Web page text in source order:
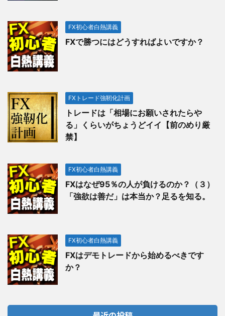
FX初心者白熱講義
FXで勝つにはどうすればよいですか？
FXトレード強靭化計画
トレードは「相場にお願いされたらや
る」くらいがちょうどイイ【前のめり厳
禁】
FX初心者白熱講義
FXはなぜ95％の人が負けるのか？（３）
「強欲は善だ」は本当か？足るを知る。
FX初心者白熱講義
FXはデモトレードから始めるべきです
か？